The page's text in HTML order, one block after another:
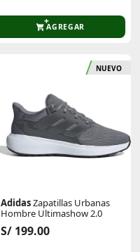
AGREGAR
NUEVO
AdidasZapatillas Urbanas
Hombre Ultimashow 2.0
S/ 199.00